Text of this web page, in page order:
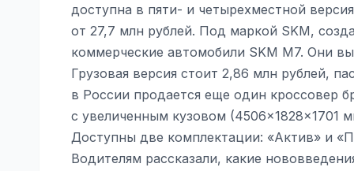
доступна в пяти- и четырехместной
от 27,7 млн рублей. Под маркой SKM,
коммерческие автомобили SKM M7. Они
Грузовая версия стоит 2,86 млн рублей,
в России продается еще один кроссовер
с увеличенным кузовом (4506×1828×1701
Доступны две комплектации: «Актив» и
Водителям рассказали, какие